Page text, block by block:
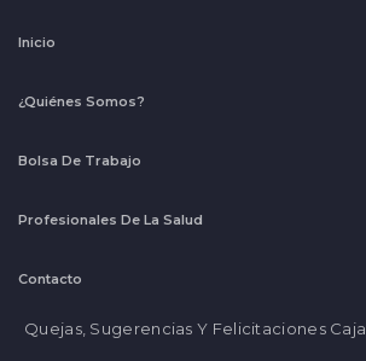
Inicio
¿Quiénes Somos?
Bolsa De Trabajo
Profesionales De La Salud
Contacto
Quejas, Sugerencias Y Felicitaciones Caja